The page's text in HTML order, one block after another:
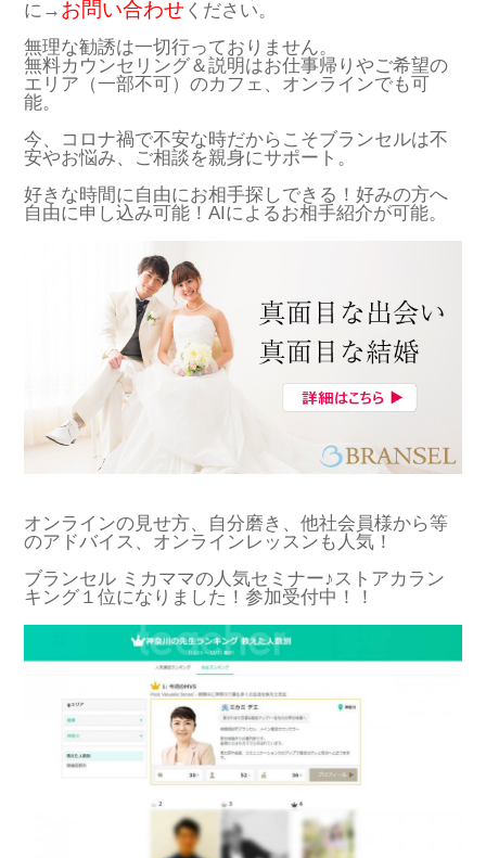
に→ お問い合わせ ください。
無理な勧誘は一切行っておりません。
無料カウンセリング＆説明はお仕事帰りやご希望の
エリア（一部不可）のカフェ、オンラインでも可
能。
今、コロナ禍で不安な時だからこそブランセルは不
安やお悩み、ご相談を親身にサポート。
好きな時間に自由にお相手探しできる！好みの方へ
自由に申し込み可能！AIによるお相手紹介が可能。
オンラインの見せ方、自分磨き、他社会員様から等
のアドバイス、オンラインレッスンも人気！
ブランセル ミカママの人気セミナー♪ストアカラン
キング１位になりました！参加受付中！！